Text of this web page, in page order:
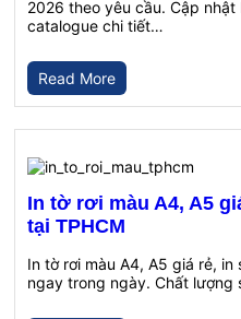
2026 theo yêu cầu. Cập nhật
catalogue chi tiết…
Read More
In tờ rơi màu A4, A5
tại TPHCM
In tờ rơi màu A4, A5 giá rẻ, in
ngay trong ngày. Chất lượng